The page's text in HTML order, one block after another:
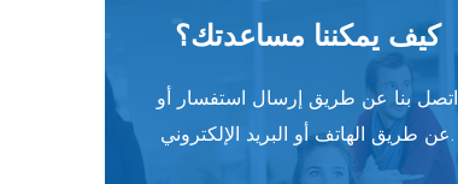
كيف يمكننا مساعدتك؟
اتصل بنا عن طريق إرسال استفسار أو
عن طريق الهاتف أو البريد الإلكتروني.